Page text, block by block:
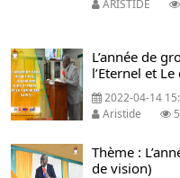
ARISTIDE
L’année de
l’Eternel et
2022-04-14
Aristide
Thème :
de vision)